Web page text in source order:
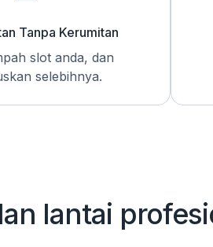
Tanpa Kerumitan
slot anda, dan
selebihnya.
lantai